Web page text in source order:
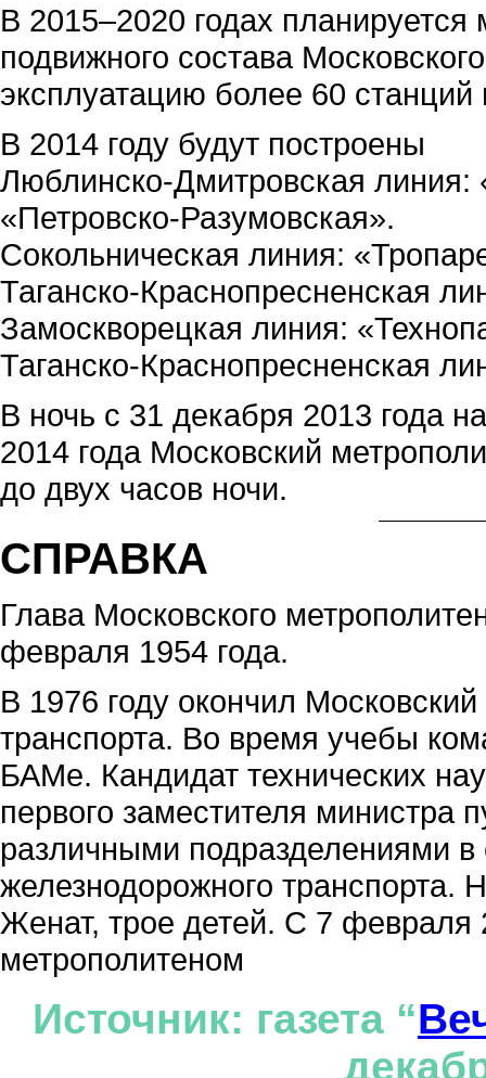
В 2015–2020 годах
подвижного состава
эксплуатацию более 60
В 2014 году будут построены
Люблинско-Дмитровская линия:
«Петровско-Разумовская».
Сокольническая линия:
Таганско-Краснопресненская
Замоскворецкая линия:
Таганско-Краснопресненская
В ночь с 31 декабря 2013 года
2014 года Московский
до двух часов ночи.
СПРАВКА
Глава Московского
февраля 1954 года.
В 1976 году окончил
транспорта. Во время учебы
БАМе. Кандидат технических
первого заместителя министра
различными подразделениями
железнодорожного
Женат, трое детей. С 7 февраля
метрополитеном
Источник: газета “